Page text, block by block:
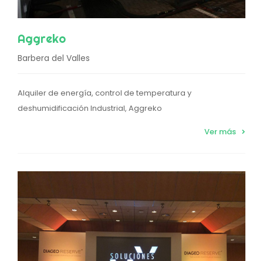
Aggreko
Barbera del Valles
Alquiler de energía, control de temperatura y
deshumidificación Industrial, Aggreko
Ver más